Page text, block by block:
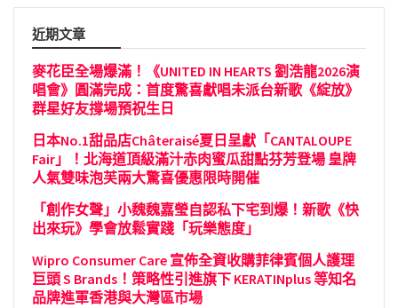
近期文章
麥花臣全場爆滿！《UNITED IN HEARTS 劉浩龍2026演
唱會》圓滿完成：首度驚喜獻唱未派台新歌《綻放》
群星好友撐場預祝生日
日本No.1甜品店Châteraisé夏日呈獻「CANTALOUPE
Fair」！北海道頂級滿汁赤肉蜜瓜甜點芬芳登場 皇牌
人氣雙味泡芙兩大驚喜優惠限時開催
「創作女聲」小魏魏嘉瑩自認私下宅到爆！新歌《快
出來玩》學會放鬆實踐「玩樂態度」
Wipro Consumer Care 宣佈全資收購菲律賓個人護理
巨頭 S Brands！策略性引進旗下 KERATINplus 等知名
品牌進軍香港與大灣區市場